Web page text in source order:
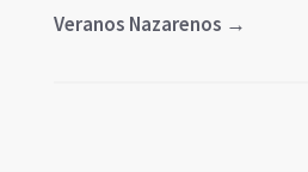
Veranos Nazarenos →